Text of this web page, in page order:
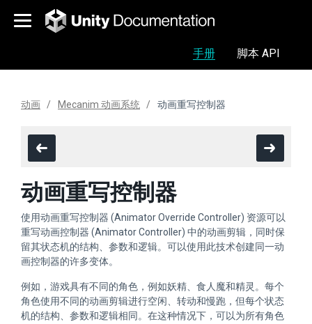
手册 脚本 API
动画 Mecanim 动画系统 动画重写控制器
动画重写控制器
使用动画重写控制器 (Animator Override Controller) 资源可以
重写动画控制器 (Animator Controller) 中的动画剪辑，同时保
留其状态机的结构、参数和逻辑。可以使用此技术创建同一动
画控制器的许多变体。
例如，游戏具有不同的角色，例如妖精、食人魔和精灵。每个
角色使用不同的动画剪辑进行空闲、转动和慢跑，但每个状态
机的结构、参数和逻辑相同。在这种情况下，可以为所有角色